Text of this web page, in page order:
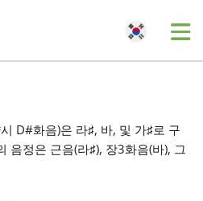
D#화음)은 라♯, 바, 및 가♯로 구
음정은 근음(라♯), 장3화음(바), 그